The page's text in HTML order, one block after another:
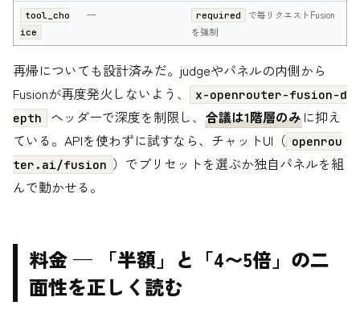
tool_cho
ice
— required
で毎リクエストFusion
を強制
再帰についても設計済みだ。judgeやパネルの内側から
Fusionが再度発火しないよう、
x-openrouter-fusion-d
epth
ヘッダーで深度を制限し、 合議は1階層のみに抑え
ている。APIを使わずに試すなら、チャットUI（ openrou
ter.ai/fusion ）でプリセットを選ぶか独自パネルを組
んで動かせる。
料金 — 「半額」と「4〜5倍」の二
面性を正しく読む